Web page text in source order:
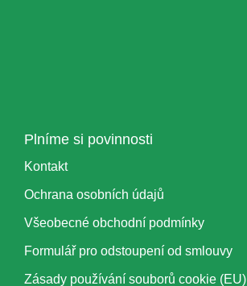
Plníme si povinnosti
Kontakt
Ochrana osobních údajů
Všeobecné obchodní podmínky
Formulář pro odstoupení od smlouvy
Zásady používání souborů cookie (EU)